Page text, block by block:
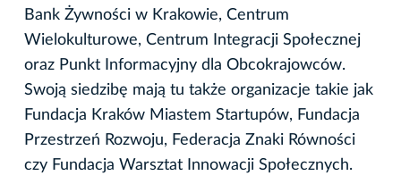
Bank Żywności w Krakowie, Centrum
Wielokulturowe, Centrum Integracji Społecznej
oraz Punkt Informacyjny dla Obcokrajowców.
Swoją siedzibę mają tu także organizacje takie jak
Fundacja Kraków Miastem Startupów, Fundacja
Przestrzeń Rozwoju, Federacja Znaki Równości
czy Fundacja Warsztat Innowacji Społecznych.